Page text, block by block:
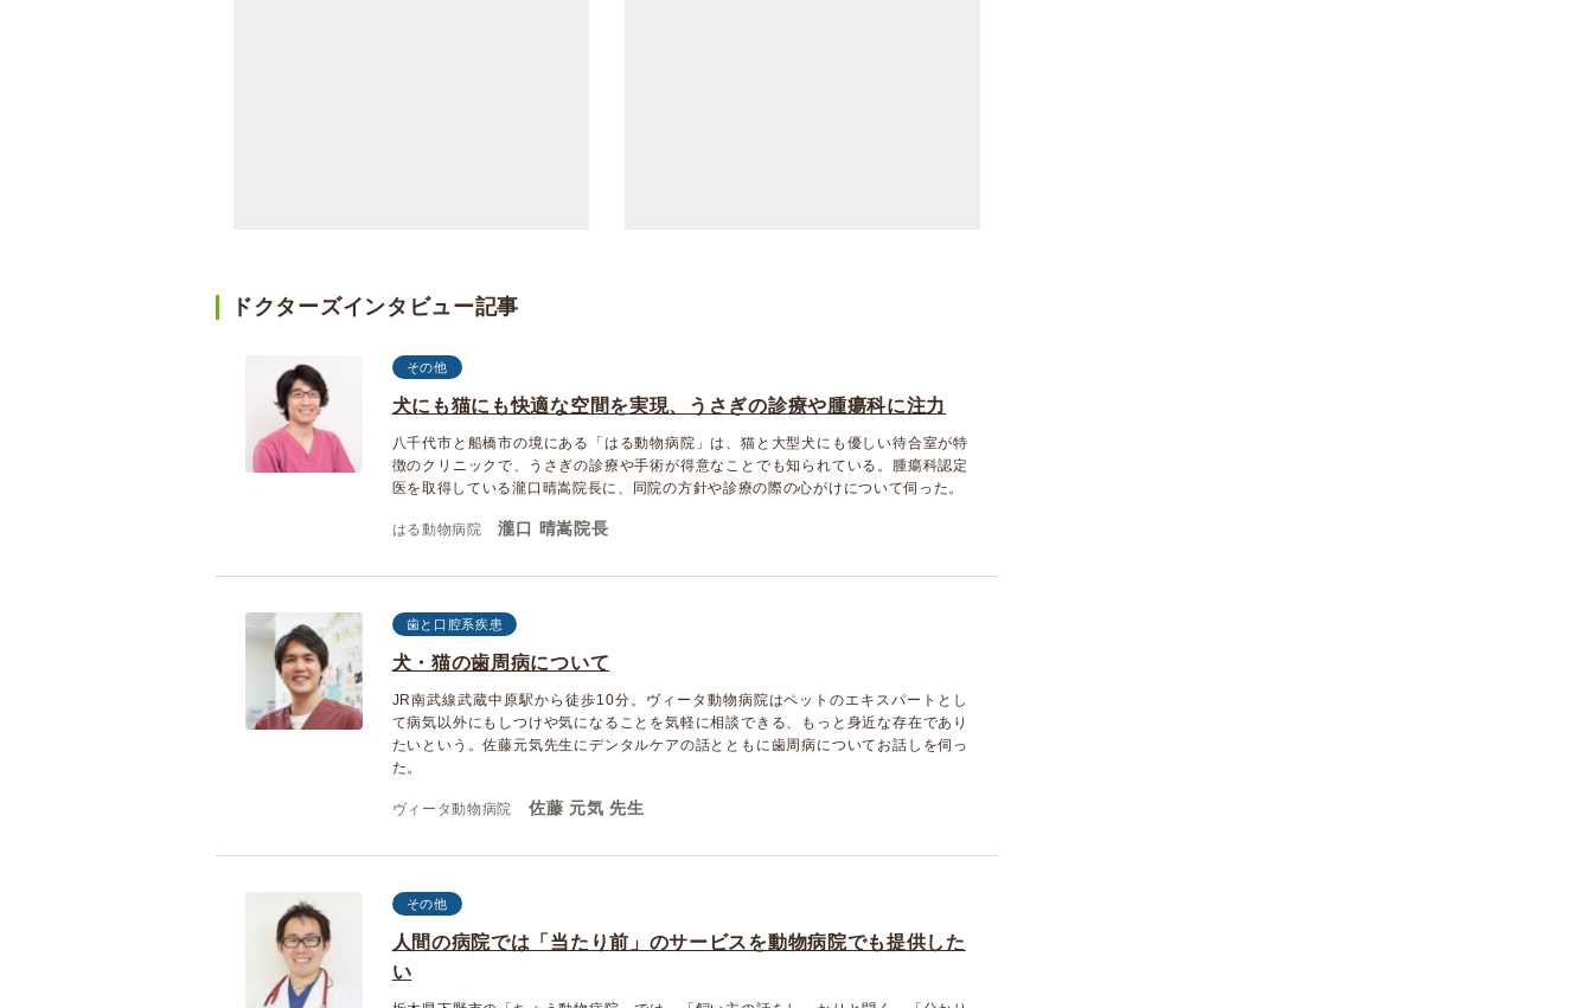
ドクターズインタビュー記事
その他
犬にも猫にも快適な空間を実現、うさぎの診療や腫瘍科に注力
八千代市と船橋市の境にある「はる動物病院」は、猫と大型犬にも優しい待合室が特
徴のクリニックで、うさぎの診療や手術が得意なことでも知られている。腫瘍科認定
医を取得している瀧口晴嵩院長に、同院の方針や診療の際の心がけについて伺った。
はる動物病院 瀧口 晴嵩院長
歯と口腔系疾患
犬・猫の歯周病について
JR南武線武蔵中原駅から徒歩10分。ヴィータ動物病院はペットのエキスパートとし
て病気以外にもしつけや気になることを気軽に相談できる、もっと身近な存在であり
たいという。佐藤元気先生にデンタルケアの話とともに歯周病についてお話しを伺っ
た。
ヴィータ動物病院 佐藤 元気 先生
その他
人間の病院では「当たり前」のサービスを動物病院でも提供した
い